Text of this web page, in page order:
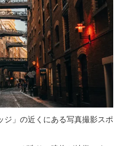
ジ」の近くにある写真撮影スポ